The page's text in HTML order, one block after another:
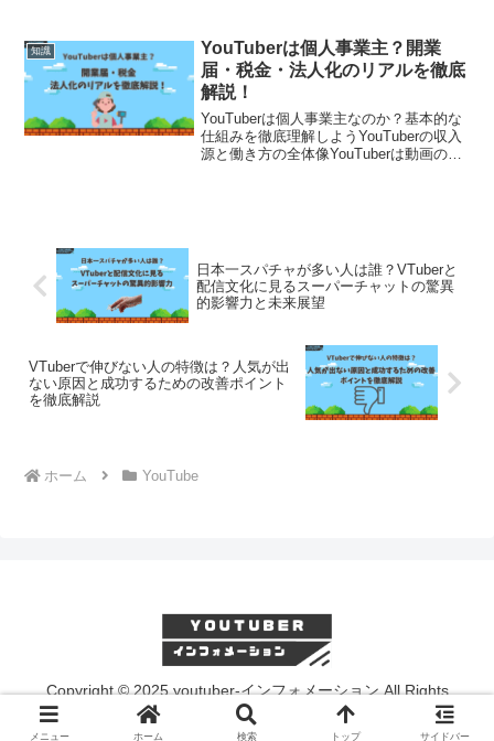
ガチャを動画の中心コンテンツとしてい
るチャンネルでは、...
知識
YouTuberは個人事業主？開業
届・税金・法人化のリアルを徹底
解説！
YouTuberは個人事業主なのか？基本的な
仕組みを徹底理解しようYouTuberの収入
源と働き方の全体像YouTuberは動画の広
日本一スパチャが多い人は誰？VTuberと
配信文化に見るスーパーチャットの驚異
的影響力と未来展望
VTuberで伸びない人の特徴は？人気が出
ない原因と成功するための改善ポイント
を徹底解説
ホーム YouTube
Copyright © 2025 youtuber-インフォメーション All Rights
Reserved.
メニュー ホーム 検索 トップ サイドバー